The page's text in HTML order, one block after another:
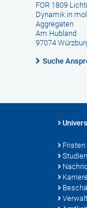
FOR 1809
Dynamik in
Aggregaten
Am Hubland
97074
Suche